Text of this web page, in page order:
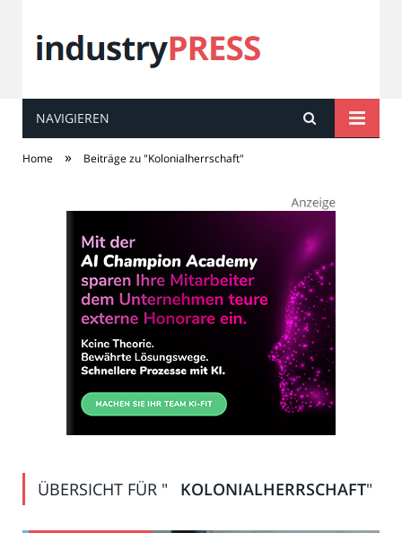
industryPRESS
NAVIGIEREN
Home » Beiträge zu "Kolonialherrschaft"
ÜBERSICHT FÜR " KOLONIALHERRSCHAFT"